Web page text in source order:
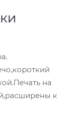
на
к